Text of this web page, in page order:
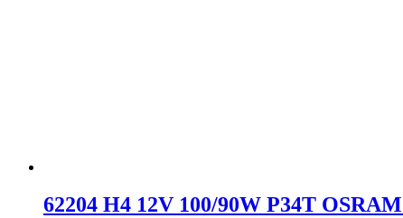
62204 H4 12V 100/90W P34T